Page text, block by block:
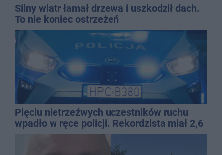
Silny wiatr łamał drzewa i uszkodził dach.
To nie koniec ostrzeżeń
Pięciu nietrzeźwych uczestników ruchu
wpadło w ręce policji. Rekordzista miał 2,6